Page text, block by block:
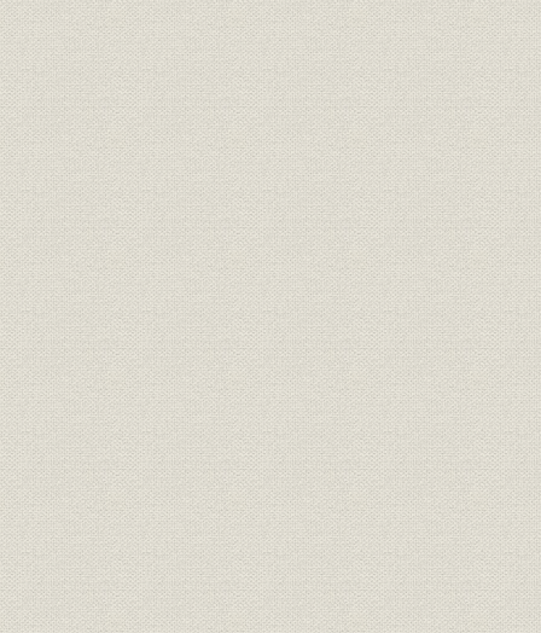
役員
全国銀行協会連合会・東京銀行
協会現役員
平成8年度
役員
全国銀行協会連合会・東京銀行
協会歴代常勤理事
昭和20年
役員
全国銀行協会連合会 歴代理事・
監事年表
昭和20年
役員
東京銀行協会 歴代理事・監事年
表
昭和20年
団体
全国銀行協会連合会会員銀行協
会一覧(72協会)
平成8年3
団体
東京銀行協会社員銀行一覧(132
行)
平成8年3
役員 全国銀行協会連合会役員名簿 平成8年度
役員 東京銀行協会役員名簿 平成8年度